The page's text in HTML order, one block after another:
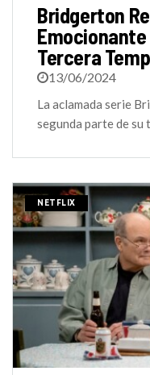
Bridgerton
Emocionante
Tercera
13/06/2024
La aclamada serie
segunda parte de
NETFLIX